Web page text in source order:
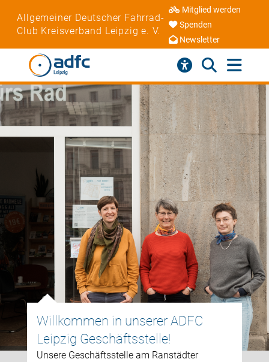
Allgemeiner Deutscher Fahrrad-
Club Kreisverband Leipzig e. V.
Mitglied werden
Spenden
Newsletter
Buche unser inklusives
Rollstuhlrad LUCY!
Unser neues Spezialrad LUCY macht